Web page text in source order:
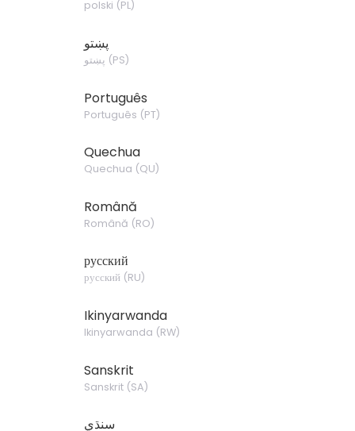
polski (PL)
پښتو
پښتو (PS)
Português
Português (PT)
Quechua
Quechua (QU)
Română
Română (RO)
русский
русский (RU)
Ikinyarwanda
Ikinyarwanda (RW)
Sanskrit
Sanskrit(SA)
سنڌي